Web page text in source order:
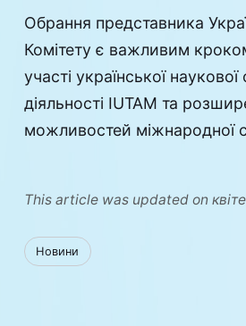
Обрання представника
Комітету є важливим
участі української наукової
діяльності IUTAM та
можливостей міжнародної
This article was updated on
Новини